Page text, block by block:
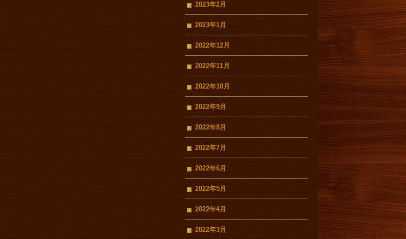
2023年2月
2023年1月
2022年12月
2022年11月
2022年10月
2022年9月
2022年8月
2022年7月
2022年6月
2022年5月
2022年4月
2022年3月